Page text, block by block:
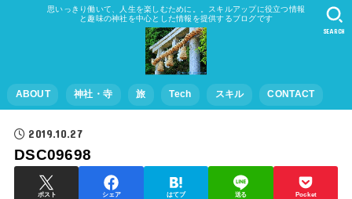
思いっきり働いて、人生を楽しむために。。スキルアップに役立つ情報
と趣味の神社を中心とした情報を提供するブログです
ABOUT 神社・寺 旅 Tech スキル CONTACT
SEARCH
2019.10.27
DSC09698
ポスト シェア はてブ 送る Pocket